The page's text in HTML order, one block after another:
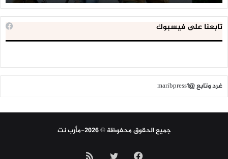
تابعنا على فيسبوك
غرد وتابع @maribpress1
جميع الحقوق محفوظة © 2026-مأرب نت
فيسبوك تويتر ملخص